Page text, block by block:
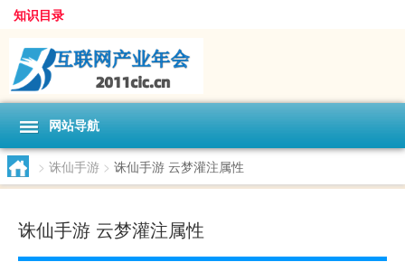
知识目录
网站导航
> 诛仙手游 > 诛仙手游 云梦灌注属性
诛仙手游 云梦灌注属性